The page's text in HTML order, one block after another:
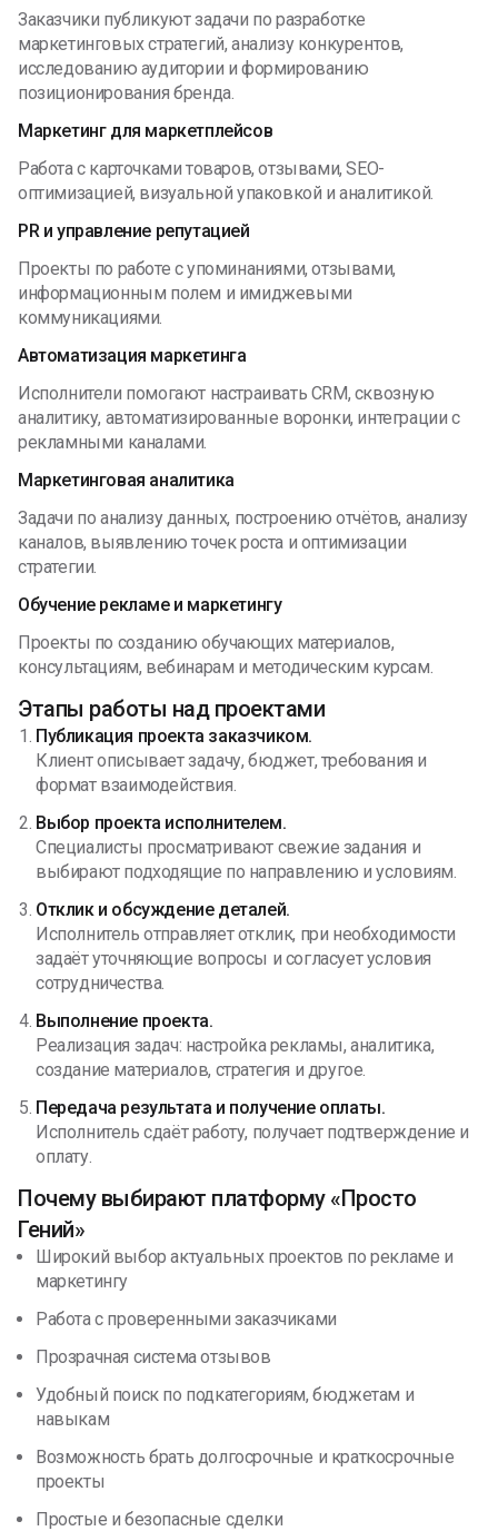
Заказчики публикуют задачи по разработке
маркетинговых стратегий, анализу конкурентов,
исследованию аудитории и формированию
позиционирования бренда.
Маркетинг для маркетплейсов
Работа с карточками товаров, отзывами, SEO-
оптимизацией, визуальной упаковкой и аналитикой.
PR и управление репутацией
Проекты по работе с упоминаниями, отзывами,
информационным полем и имиджевыми
коммуникациями.
Автоматизация маркетинга
Исполнители помогают настраивать CRM, сквозную
аналитику, автоматизированные воронки, интеграции с
рекламными каналами.
Маркетинговая аналитика
Задачи по анализу данных, построению отчётов, анализу
каналов, выявлению точек роста и оптимизации
стратегии.
Обучение рекламе и маркетингу
Проекты по созданию обучающих материалов,
консультациям, вебинарам и методическим курсам.
Этапы работы над проектами
Публикация проекта заказчиком.
Клиент описывает задачу, бюджет, требования и
формат взаимодействия.
Выбор проекта исполнителем.
Специалисты просматривают свежие задания и
выбирают подходящие по направлению и условиям.
Отклик и обсуждение деталей.
Исполнитель отправляет отклик, при необходимости
задаёт уточняющие вопросы и согласует условия
сотрудничества.
Выполнение проекта.
Реализация задач: настройка рекламы, аналитика,
создание материалов, стратегия и другое.
Передача результата и получение оплаты.
Исполнитель сдаёт работу, получает подтверждение и
оплату.
Почему выбирают платформу «Просто
Гений»
Широкий выбор актуальных проектов по рекламе и
маркетингу
Работа с проверенными заказчиками
Прозрачная система отзывов
Удобный поиск по подкатегориям, бюджетам и
навыкам
Возможность брать долгосрочные и краткосрочные
проекты
Простые и безопасные сделки